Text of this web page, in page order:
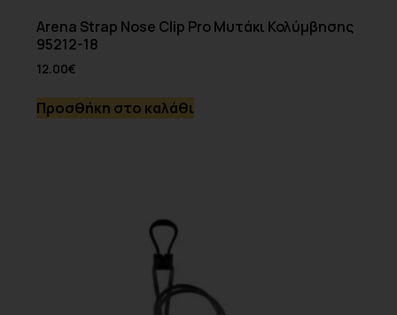
Arena Strap Nose Clip Pro Μυτάκι Κολύμβησης
95212-18
12.00€
Προσθήκη στο καλάθι